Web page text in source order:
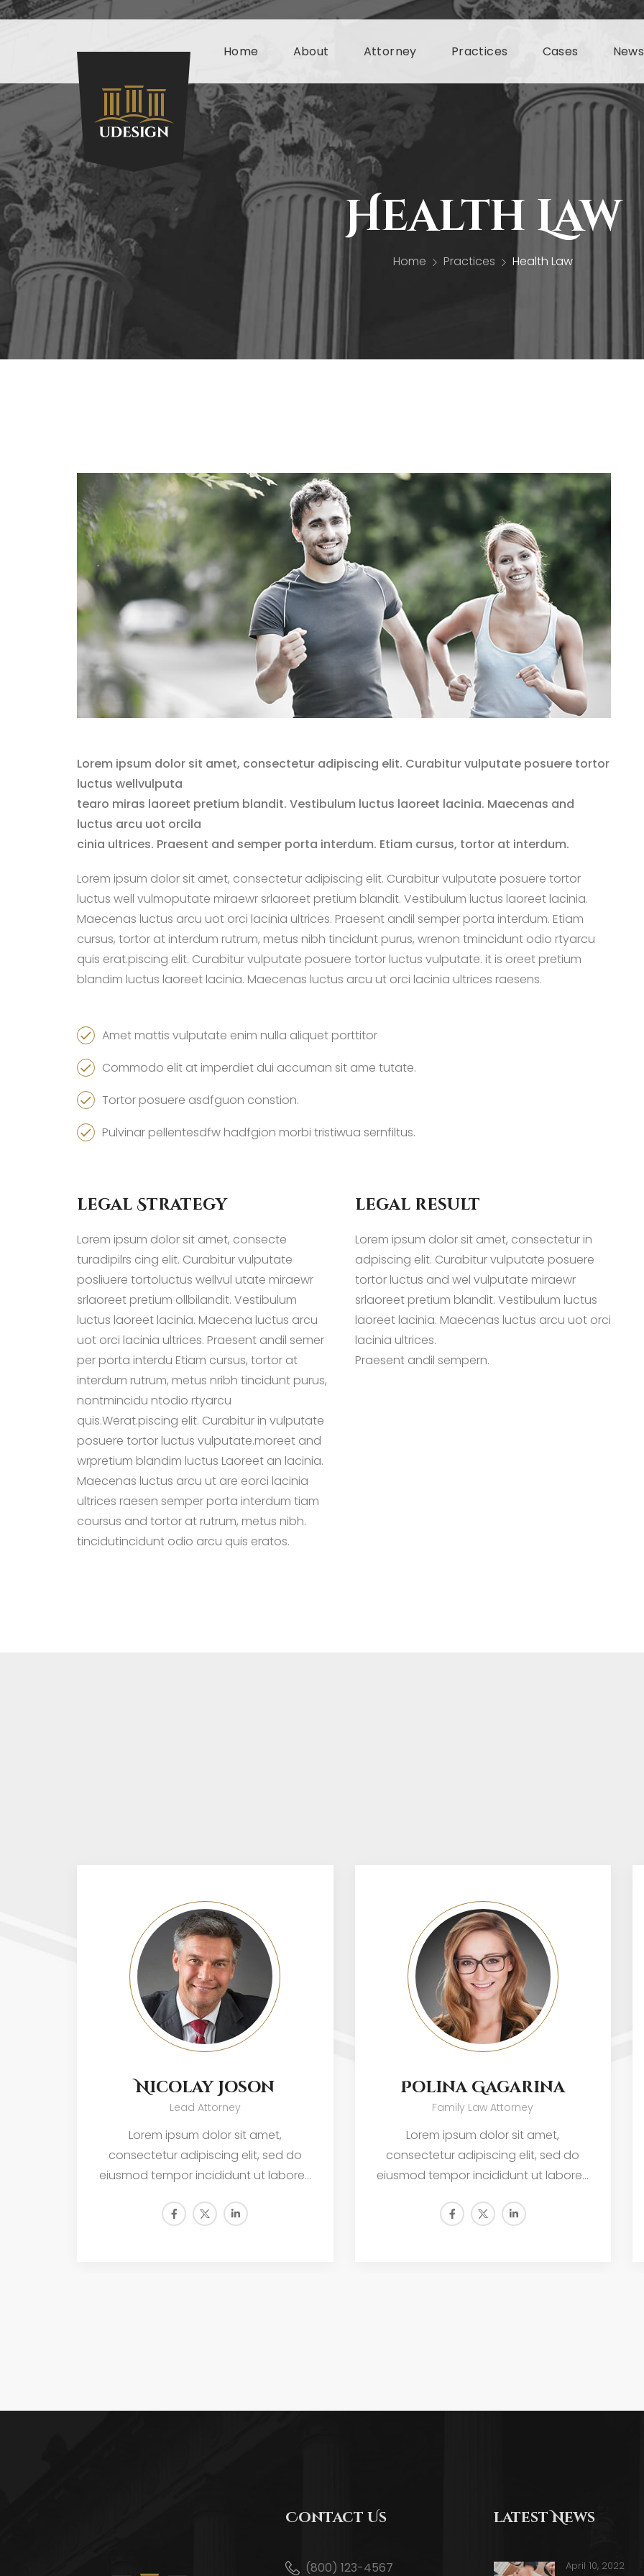
Home About Attorney Practices Cases News
Health Law
Home Practices Health Law
Lorem ipsum dolor sit amet, consectetur adipiscing elit. Curabitur vulputate posuere tortor
luctus wellvulputa
tearo miras laoreet pretium blandit. Vestibulum luctus laoreet lacinia. Maecenas and
luctus arcu uot orcila
cinia ultrices. Praesent and semper porta interdum. Etiam cursus, tortor at interdum.
Lorem ipsum dolor sit amet, consectetur adipiscing elit. Curabitur vulputate posuere tortor
luctus well vulmoputate miraewr srlaoreet pretium blandit. Vestibulum luctus laoreet lacinia.
Maecenas luctus arcu uot orci lacinia ultrices. Praesent andil semper porta interdum. Etiam
cursus, tortor at interdum rutrum, metus nibh tincidunt purus, wrenon tmincidunt odio rtyarcu
quis erat.piscing elit. Curabitur vulputate posuere tortor luctus vulputate. it is oreet pretium
blandim luctus laoreet lacinia. Maecenas luctus arcu ut orci lacinia ultrices raesens.
Amet mattis vulputate enim nulla aliquet porttitor
Commodo elit at imperdiet dui accuman sit ame tutate.
Tortor posuere asdfguon constion.
Pulvinar pellentesdfw hadfgion morbi tristiwua sernfiltus.
legal Strategy
Lorem ipsum dolor sit amet, consecte
turadipilrs cing elit. Curabitur vulputate
posliuere tortoluctus wellvul utate miraewr
srlaoreet pretium ollbilandit. Vestibulum
luctus laoreet lacinia. Maecena luctus arcu
uot orci lacinia ultrices. Praesent andil semer
per porta interdu Etiam cursus, tortor at
interdum rutrum, metus nribh tincidunt purus,
nontmincidu ntodio rtyarcu
quis.Werat.piscing elit. Curabitur in vulputate
posuere tortor luctus vulputate.moreet and
wrpretium blandim luctus Laoreet an lacinia.
Maecenas luctus arcu ut are eorci lacinia
ultrices raesen semper porta interdum tiam
coursus and tortor at rutrum, metus nibh.
tincidutincidunt odio arcu quis eratos.
legal result
Lorem ipsum dolor sit amet, consectetur in
adpiscing elit. Curabitur vulputate posuere
tortor luctus and wel vulputate miraewr
srlaoreet pretium blandit. Vestibulum luctus
laoreet lacinia. Maecenas luctus arcu uot orci
lacinia ultrices.
Praesent andil sempern.
Nicolay Joson
Lead Attorney
Lorem ipsum dolor sit amet,
consectetur adipiscing elit, sed do
eiusmod tempor incididunt ut labore…
Polina Gagarina
Family Law Attorney
Lorem ipsum dolor sit amet,
consectetur adipiscing elit, sed do
eiusmod tempor incididunt ut labore…
Contact Us
(800) 123-4567
latest News
April 10, 2022